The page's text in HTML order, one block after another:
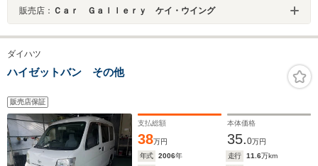
販売店： Ｃａｒ Ｇａｌｌｅｒｙ ケイ・ウイング
ダイハツ
ハイゼットバン その他
販売店保証
支払総額
38万円
本体価格
35.0万円
年式
2006年 走行 11.6万km